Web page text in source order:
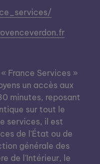
France Services »
un accès aux
minutes, reposant
sur tout le
services, il est
de l'État ou de
générale des
de l'Intérieur, le